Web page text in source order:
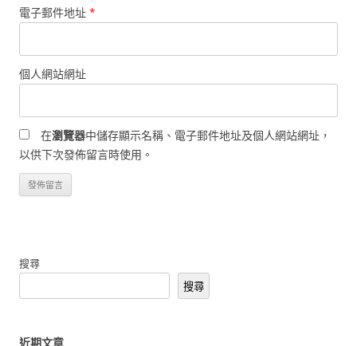
電子郵件地址 *
個人網站網址
在瀏覽器中儲存顯示名稱、電子郵件地址及個人網站網址，
以供下次發佈留言時使用。
搜尋
搜尋
近期文章